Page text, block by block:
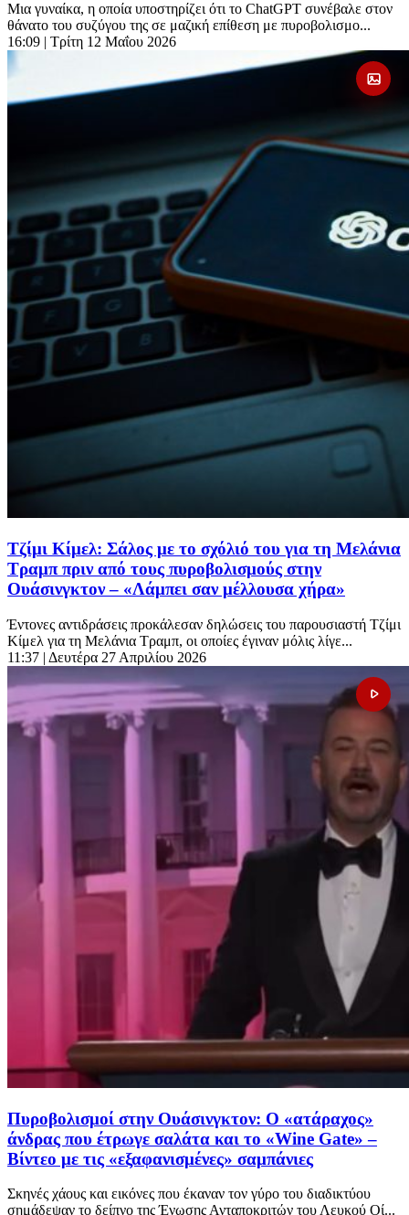
Μια γυναίκα, η οποία υποστηρίζει ότι το ChatGPT συνέβαλε στον
θάνατο του συζύγου της σε μαζική επίθεση με πυροβολισμο...
16:09 | Τρίτη 12 Μαΐου 2026
Τζίμι Κίμελ: Σάλος με το σχόλιό του για τη Μελάνια
Τραμπ πριν από τους πυροβολισμούς στην
Ουάσινγκτον – «Λάμπει σαν μέλλουσα χήρα»
Έντονες αντιδράσεις προκάλεσαν δηλώσεις του παρουσιαστή Τζίμι
Κίμελ για τη Μελάνια Τραμπ, οι οποίες έγιναν μόλις λίγε...
11:37 | Δευτέρα 27 Απριλίου 2026
Πυροβολισμοί στην Ουάσινγκτον: Ο «ατάραχος»
άνδρας που έτρωγε σαλάτα και το «Wine Gate» –
Βίντεο με τις «εξαφανισμένες» σαμπάνιες
Σκηνές χάους και εικόνες που έκαναν τον γύρο του διαδικτύου
σημάδεψαν το δείπνο της Ένωσης Ανταποκριτών του Λευκού Οί...